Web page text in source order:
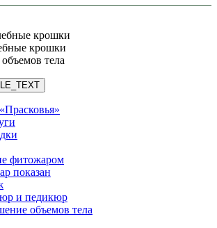
тела
фитожаром
показан
и педикюр
объемов тела